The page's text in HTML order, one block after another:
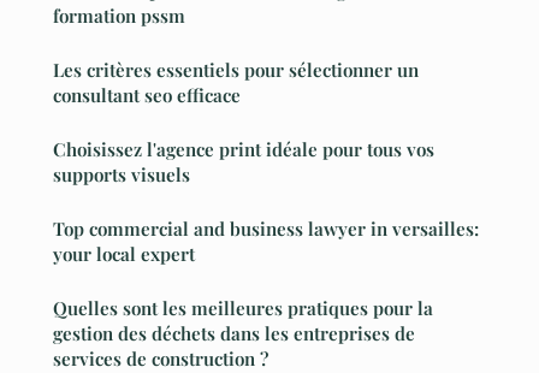
formation pssm
Les critères essentiels pour sélectionner un
consultant seo efficace
Choisissez l'agence print idéale pour tous vos
supports visuels
Top commercial and business lawyer in versailles:
your local expert
Quelles sont les meilleures pratiques pour la
gestion des déchets dans les entreprises de
services de construction ?